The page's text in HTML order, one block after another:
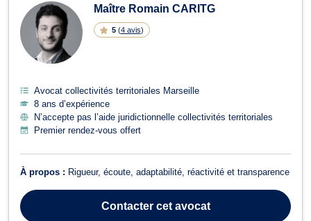
Maître Romain CARITG
5 (4 avis)
Avocat collectivités territoriales Marseille
8 ans d’expérience
N’accepte pas l’aide juridictionnelle collectivités territoriales
Premier rendez-vous offert
À propos : Rigueur, écoute, adaptabilité, réactivité et transparence
Contactercet avocat